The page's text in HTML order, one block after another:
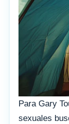
Para Gary
sexuales